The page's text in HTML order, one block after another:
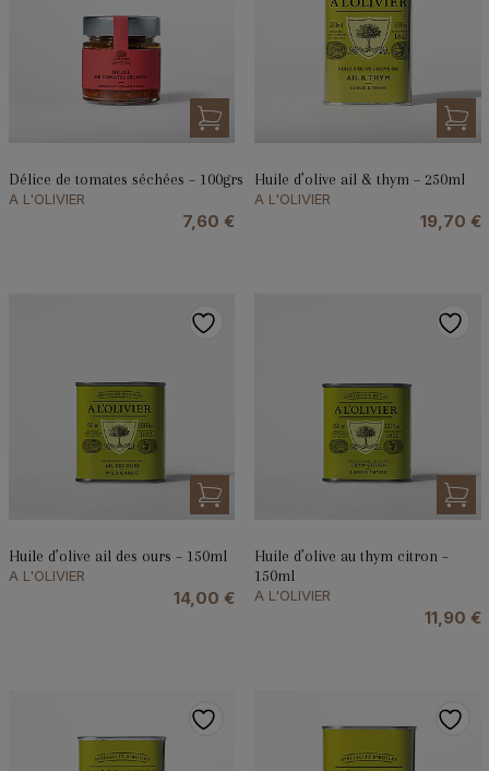
Délice de tomates séchées – 100grs
A L'OLIVIER
7,60 €
Huile d’olive ail & thym – 250ml
A L'OLIVIER
19,70 €
Huile d’olive ail des ours – 150ml
A L'OLIVIER
14,00 €
Huile d’olive au thym citron –
150ml
A L'OLIVIER
11,90 €